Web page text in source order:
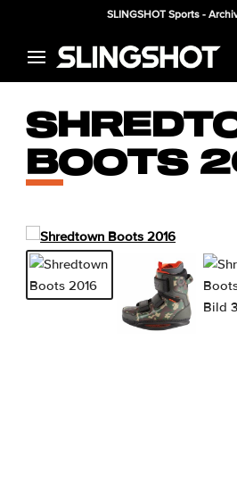
SLINGSHOT Sports -
BOOTS